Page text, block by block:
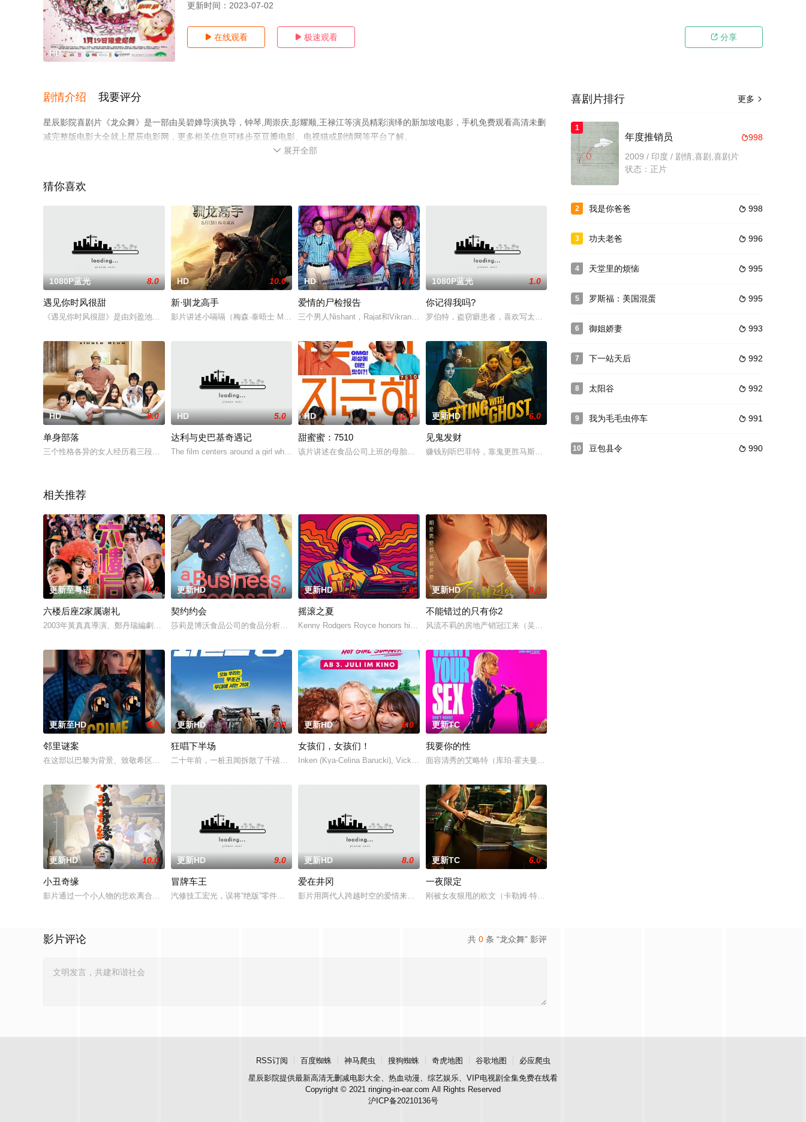
HD
更新时间： 2023-07-02
 在线观看  极速观看  分享
剧情介绍 我要评分
星辰影院喜剧片《龙众舞》是一部由吴碧婵导演执导，钟琴,周崇庆,彭耀顺,王禄江等演员精彩演绎的新加坡电影，手机免费观看高清未删
减完整版电影大全就上星辰电影网，更多相关信息可移步至豆瓣电影、电视猫或剧情网等平台了解。
 展开全部
猜你喜欢
1080P蓝光 8.0
遇见你时风很甜
《遇见你时风很甜》是由刘盈池指导，陈芊桦，刘博，李是侥，潘悦领衔主演。该片是一部幽默励志的青春题材影片，主要讲述了作为体育特长生的梁以心和校长达成某种
HD 10.0
新·驯龙高手
影片讲述小嗝嗝（梅森·泰晤士 Mason Thames 饰）偶然间遭遇传说中的夜煞没牙仔，并由此与之建立深厚友谊，进而打破两大族群间的隔阂，携手寻求和
HD 8.0
爱情的尸检报告
三个男人Nishant，Rajat和Vikrant是三个合租住在一起的好朋友。他们虽然同住一个屋檐下，性格却迥然不同。生活里喜欢着风格不同的异性对象，
1080P蓝光 1.0
你记得我吗?
罗伯特，盗窃癖患者，喜欢写太过现实的童话故事，吓坏孩子们；贝阿特丽齐，患有突发性睡症，总是记录
HD 8.0
单身部落
三个性格各异的女人经历着三段不同的人生。一个性格豪放、一个曾经保守、一个似乎永远也长不大也不想长大。Vivian（谷祖琳 饰）对性秉持着开放的态度，可
HD 5.0
达利与史巴基奇遇记
The film centers around a girl who inherits a miniature horse that develops
HD 10.0
甜蜜蜜：7510
该片讲述在食品公司上班的母胎单身研究员（刘海镇饰）和带孩子的单亲妈妈（金喜善饰）之间的爱情故事。
更新HD 6.0
见鬼发财
赚钱别听巴菲特，靠鬼更胜马斯克。
相关推荐
更新至粤语 8.0
六楼后座2家属谢礼
2003年黃真真導演、鄭丹瑞編劇的喜劇《六樓后座》拍出香港新一代的愛情面面觀，其中「Truth orDare」大膽遊戲更表達時下年青人對於感情所體會的
更新HD 7.0
契约约会
莎莉是博沃食品公司的食品分析师，如今陷入财务困境，她答应为挚友雅斯敏牵线搭桥，为她安排相亲。原来，雅斯敏的约会对象是乌塔玛，博沃食品公司的继承人，名声
更新HD 5.0
摇滚之夏
Kenny Rodgers Royce honors his late mother's legacy by following Dead a
更新HD 8.0
不能错过的只有你2
风流不羁的房地产销冠江来（吴翊歌 饰），为利益化身“深情画家”，步步为营接近倔强女医生李梦（李萌萌
更新至HD 8.0
邻里谜案
在这部以巴黎为背景、致敬希区柯克的影片中，一位犯罪小说作家和他的电影教授搭档陷入了一场真实的谜案之中。他们开始怀疑他们的邻居可能犯了谋杀罪。这部影片巧
更新HD 6.0
狂唱下半场
二十年前，一桩丑闻拆散了千禧年初期当红的韩国流行三人团体。如今，三人为了一场仅有一次的演出再度合体，前提是他们得克服接踵而来的重重难关。
更新HD 6.0
女孩们，女孩们！
Inken (Kya-Celina Barucki), Vicky (Julia Novohradsky) und Lena (Nhung Hong)
更新TC 9.0
我要你的性
面容清秀的艾略特（库珀·霍夫曼 Cooper Hoffman 饰）在著名艺术家艾丽卡·特蕾西（奥利维亚·王尔德 Olivia
更新HD 10.0
小丑奇缘
影片通过一个小人物的悲欢离合，宣扬了树立正确的恋爱观生活观的必要性，鞭挞了追金，虚荣等错误的观念，让人在捧腹之余感受到人性人情之美。
更新HD 9.0
冒牌车王
汽修技工宏光，误将“绝版”零件遗落盲女薛薇薇家中，为了找回丢失的东西，宏光无意中伪装成车王与薇薇进行交往，一场错位的爱情故事由此展开。
更新HD 8.0
爱在井冈
影片用两代人跨越时空的爱情来演绎吉安老区人民的创业故事、幸福故事、追梦故事。脱贫不松劲，致富再出发。虽然父亲曾在家乡遭到爱情事业
更新TC 6.0
一夜限定
刚被女友狠甩的欧文（卡勒姆·特纳 饰）和满怀浪漫情怀和希望的艾莉（莫妮卡·巴巴罗 饰）或许是这座城市
共 0 条 “龙众舞” 影评
影片评论
更多 
喜剧片排行
1
998
年度推销员
2009 / 印度 / 剧情,喜剧,喜剧片
状态：正片
2  998
我是你爸爸
3  996
功夫老爸
4  995
天堂里的烦恼
5  995
罗斯福：美国混蛋
6  993
御姐娇妻
7  992
下一站天后
8  992
太阳谷
9  991
我为毛毛虫停车
10  990
豆包县令
RSS订阅 百度蜘蛛 神马爬虫 搜狗蜘蛛 奇虎地图 谷歌地图
必应爬虫
星辰影院提供最新高清无删减电影大全、热血动漫、综艺娱乐、VIP电视剧全集免费在线看
Copyright © 2021 ringing-in-ear.com All Rights Reserved
沪ICP备20210136号